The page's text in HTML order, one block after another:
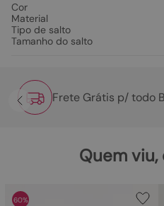
Cor
Material
Tipo de salto
Tamanho do salto
Frete Grátis p/ todo
Quem
60%